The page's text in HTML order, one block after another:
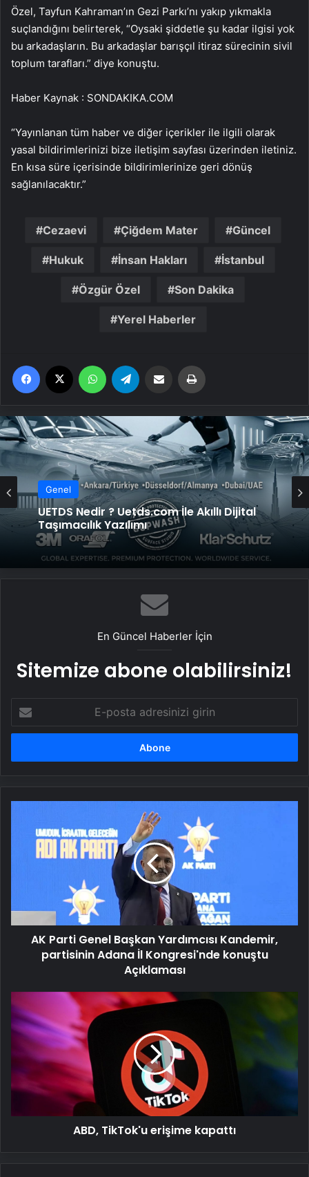
Özel, Tayfun Kahraman’ın Gezi Parkı’nı yakıp yıkmakla
suçlandığını belirterek, “Oysaki şiddetle şu kadar ilgisi yok
bu arkadaşların. Bu arkadaşlar barışçıl itiraz sürecinin sivil
toplum tarafları.” diye konuştu.
Haber Kaynak : SONDAKIKA.COM
“Yayınlanan tüm haber ve diğer içerikler ile ilgili olarak
yasal bildirimlerinizi bize iletişim sayfası üzerinden iletiniz.
En kısa süre içerisinde bildirimlerinize geri dönüş
sağlanılacaktır.”
Cezaevi Çiğdem Mater Güncel
Hukuk İnsan Hakları İstanbul
Özgür Özel Son Dakika
Yerel Haberler
Facebook WhatsApp Email'den paylaş
Genel
UETDS Nedir ? Uetds.com İle Akıllı Dijital
Taşımacılık Yazılımı
En Güncel Haberler İçin
Sitemize abone olabilirsiniz!
posta
adresinizi
Genel
Başkan
Adana
İl
Kongresi'nde
konuştu
AK Parti Genel Başkan Yardımcısı Kandemir,
partisinin Adana İl Kongresi'nde konuştu
Açıklaması
TikTok'u
erişime
kapattı
ABD, TikTok'u erişime kapattı